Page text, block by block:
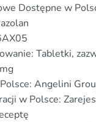
Dostępne w
Tabletki,
Angelini
w Polsce: